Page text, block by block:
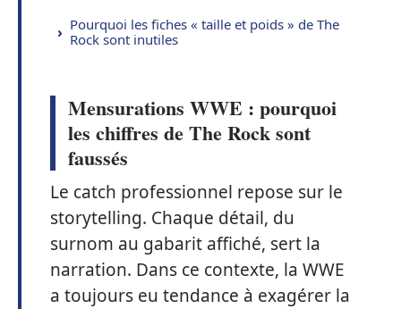
Pourquoi les fiches « taille et poids » de The
Rock sont inutiles
Mensurations WWE : pourquoi
les chiffres de The Rock sont
faussés
Le catch professionnel repose sur le
storytelling. Chaque détail, du
surnom au gabarit affiché, sert la
narration. Dans ce contexte, la WWE
a toujours eu tendance à exagérer la